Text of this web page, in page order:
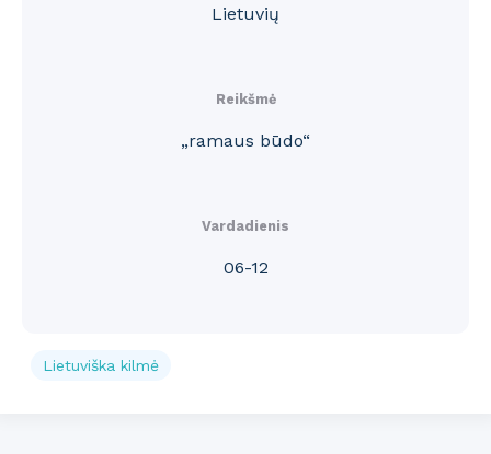
Lietuvių
Reikšmė
„ramaus būdo“
Vardadienis
06-12
Lietuviška kilmė